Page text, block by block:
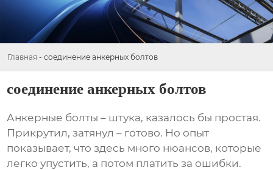
Главная - соединение анкерных болтов
соединение анкерных болтов
Анкерные болты – штука, казалось бы простая.
Прикрутил, затянул – готово. Но опыт
показывает, что здесь много нюансов, которые
легко упустить, а потом платить за ошибки.